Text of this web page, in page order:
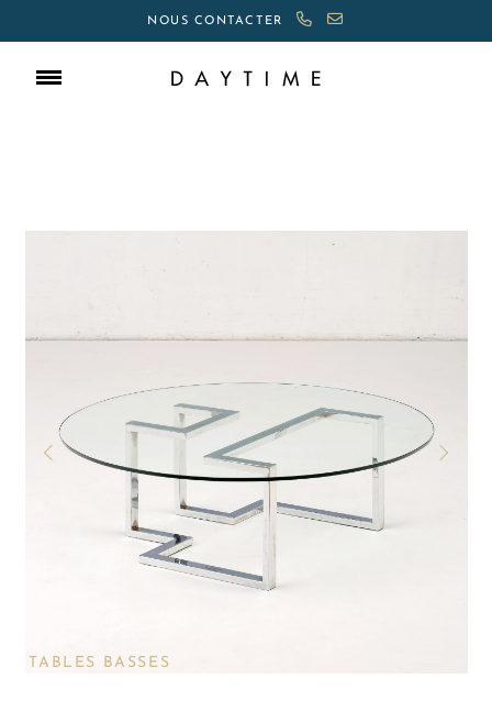
NOUS CONTACTER
TABLES BASSES